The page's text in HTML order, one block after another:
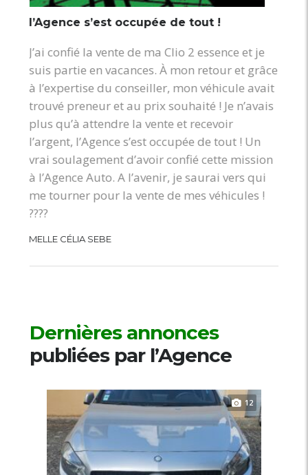
l’Agence s’est occupée de tout !
J’ai confié la vente de ma Clio 2 essence et je
suis partie en vacances. À mon retour et grâce
à l’expertise du conseiller, mon véhicule avait
trouvé preneur et au prix souhaité ! Je n’avais
plus qu’à attendre la vente et recevoir
l’argent, l’Agence s’est occupée de tout ! Un
vrai soulagement d’avoir confié cette mission
à l’Agence Auto. A l’avenir, je saurai vers qui
me tourner pour la vente de mes véhicules !
????
MELLE CÉLIA SEBE
Dernières annonces
publiées par l’Agence
12